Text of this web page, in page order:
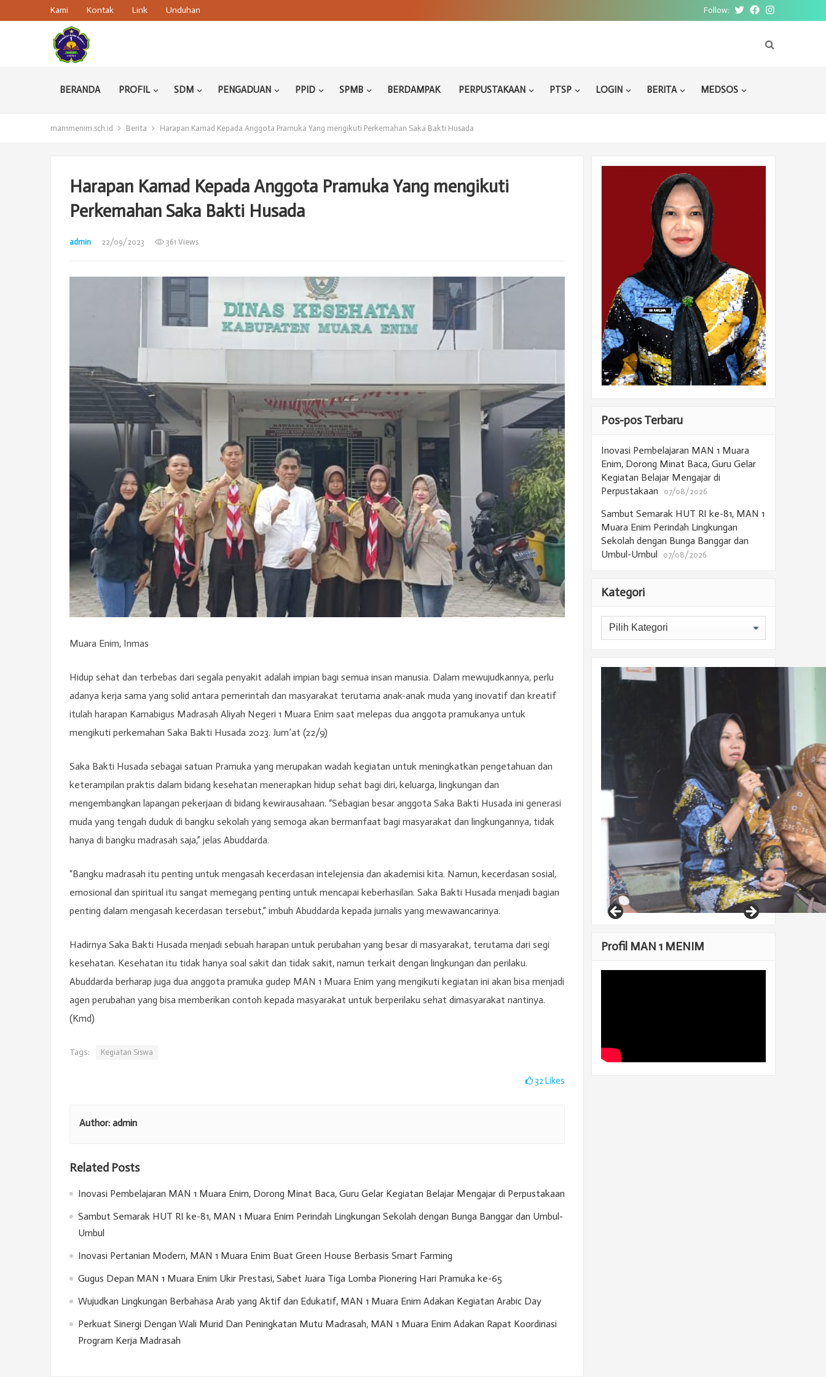
Kami Kontak Link Unduhan Follow: TwitterFacebookInstagram
BERANDA PROFIL SDM PENGADUAN PPID SPMB BERDAMPAK PERPUSTAKAAN PTSP LOGIN BERITA MEDSOS
man1menim.sch.id Berita Harapan Kamad Kepada Anggota Pramuka Yang mengikuti Perkemahan Saka Bakti Husada
Harapan Kamad Kepada Anggota Pramuka Yang mengikuti
Perkemahan Saka Bakti Husada
admin 22/09/2023 361 Views
Muara Enim, Inmas
Hidup sehat dan terbebas dari segala penyakit adalah impian bagi semua insan manusia. Dalam mewujudkannya, perlu
adanya kerja sama yang solid antara pemerintah dan masyarakat terutama anak-anak muda yang inovatif dan kreatif
itulah harapan Kamabigus Madrasah Aliyah Negeri 1 Muara Enim saat melepas dua anggota pramukanya untuk
mengikuti perkemahan Saka Bakti Husada 2023. Jum’at (22/9)
Saka Bakti Husada sebagai satuan Pramuka yang merupakan wadah kegiatan untuk meningkatkan pengetahuan dan
keterampilan praktis dalam bidang kesehatan menerapkan hidup sehat bagi diri, keluarga, lingkungan dan
mengembangkan lapangan pekerjaan di bidang kewirausahaan. “Sebagian besar anggota Saka Bakti Husada ini generasi
muda yang tengah duduk di bangku sekolah yang semoga akan bermanfaat bagi masyarakat dan lingkungannya, tidak
hanya di bangku madrasah saja,” jelas Abuddarda.
“Bangku madrasah itu penting untuk mengasah kecerdasan intelejensia dan akademisi kita. Namun, kecerdasan sosial,
emosional dan spiritual itu sangat memegang penting untuk mencapai keberhasilan. Saka Bakti Husada menjadi bagian
penting dalam mengasah kecerdasan tersebut,” imbuh Abuddarda kepada jurnalis yang mewawancarinya.
Hadirnya Saka Bakti Husada menjadi sebuah harapan untuk perubahan yang besar di masyarakat, terutama dari segi
kesehatan. Kesehatan itu tidak hanya soal sakit dan tidak sakit, namun terkait dengan lingkungan dan perilaku.
Abuddarda berharap juga dua anggota pramuka gudep MAN 1 Muara Enim yang mengikuti kegiatan ini akan bisa menjadi
agen perubahan yang bisa memberikan contoh kepada masyarakat untuk berperilaku sehat dimasyarakat nantinya.
(Kmd)
Tags: Kegiatan Siswa
32 Likes
Author: admin
Related Posts
Inovasi Pembelajaran MAN 1 Muara Enim, Dorong Minat Baca, Guru Gelar Kegiatan Belajar Mengajar di Perpustakaan
Sambut Semarak HUT RI ke-81, MAN 1 Muara Enim Perindah Lingkungan Sekolah dengan Bunga Banggar dan Umbul-
Umbul
Inovasi Pertanian Modern, MAN 1 Muara Enim Buat Green House Berbasis Smart Farming
Gugus Depan MAN 1 Muara Enim Ukir Prestasi, Sabet Juara Tiga Lomba Pionering Hari Pramuka ke-65
Wujudkan Lingkungan Berbahasa Arab yang Aktif dan Edukatif, MAN 1 Muara Enim Adakan Kegiatan Arabic Day
Perkuat Sinergi Dengan Wali Murid Dan Peningkatan Mutu Madrasah, MAN 1 Muara Enim Adakan Rapat Koordinasi
Program Kerja Madrasah
Pos-pos Terbaru
Inovasi Pembelajaran MAN 1 Muara
Enim, Dorong Minat Baca, Guru Gelar
Kegiatan Belajar Mengajar di
Perpustakaan
07/08/2026
Sambut Semarak HUT RI ke-81, MAN 1
Muara Enim Perindah Lingkungan
Sekolah dengan Bunga Banggar dan
Umbul-Umbul
07/08/2026
Kategori
Kategori
Profil MAN 1 MENIM